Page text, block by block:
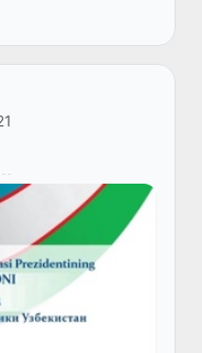
от 08.05.2026